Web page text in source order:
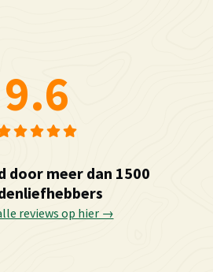
9.6
door meer dan 1500
reviews op hier →